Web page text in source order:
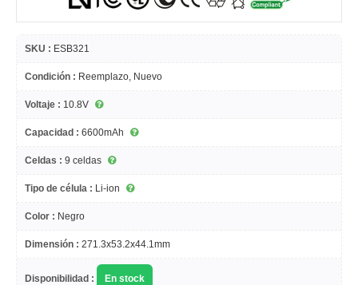
SKU : ESB321
Condición : Reemplazo, Nuevo
Voltaje : 10.8V
Capacidad : 6600mAh
Celdas : 9 celdas
Tipo de célula : Li-ion
Color : Negro
Dimensión : 271.3x53.2x44.1mm
Disponibilidad : En stock